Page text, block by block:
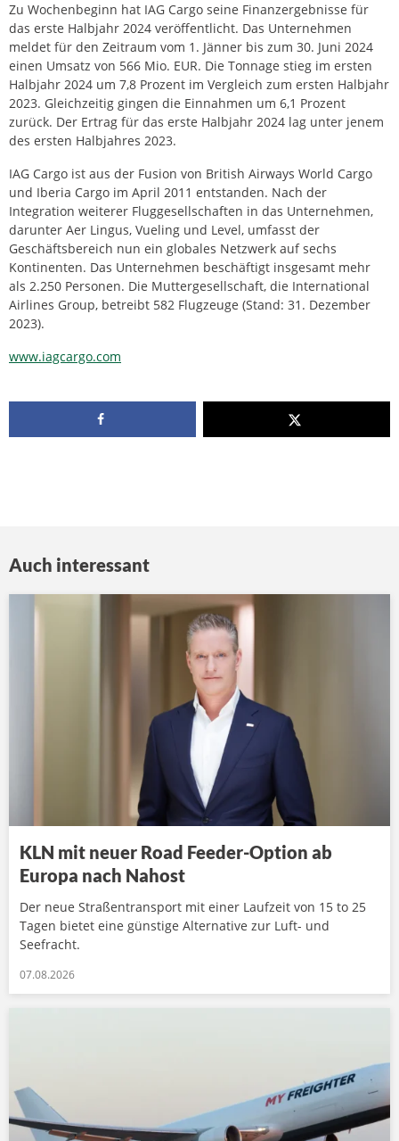
Zu Wochenbeginn hat IAG Cargo seine Finanzergebnisse für
das erste Halbjahr 2024 veröffentlicht. Das Unternehmen
meldet für den Zeitraum vom 1. Jänner bis zum 30. Juni 2024
einen Umsatz von 566 Mio. EUR. Die Tonnage stieg im ersten
Halbjahr 2024 um 7,8 Prozent im Vergleich zum ersten Halbjahr
2023. Gleichzeitig gingen die Einnahmen um 6,1 Prozent
zurück. Der Ertrag für das erste Halbjahr 2024 lag unter jenem
des ersten Halbjahres 2023.
IAG Cargo ist aus der Fusion von British Airways World Cargo
und Iberia Cargo im April 2011 entstanden. Nach der
Integration weiterer Fluggesellschaften in das Unternehmen,
darunter Aer Lingus, Vueling und Level, umfasst der
Geschäftsbereich nun ein globales Netzwerk auf sechs
Kontinenten. Das Unternehmen beschäftigt insgesamt mehr
als 2.250 Personen. Die Muttergesellschaft, die International
Airlines Group, betreibt 582 Flugzeuge (Stand: 31. Dezember
2023).
www.iagcargo.com
Auch interessant
KLN mit neuer Road Feeder-Option ab
Europa nach Nahost
Der neue Straßentransport mit einer Laufzeit von 15 to 25
Tagen bietet eine günstige Alternative zur Luft- und
Seefracht.
07.08.2026